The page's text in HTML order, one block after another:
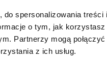
, do spersonalizowania treści
o tym, jak
Partnerzy mogą połączyć
z ich usług.